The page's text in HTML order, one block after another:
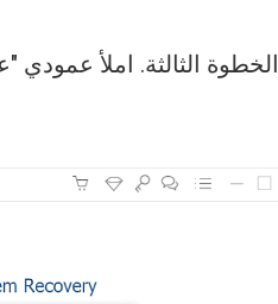
الخطوة الثالثة. املأ عمودي